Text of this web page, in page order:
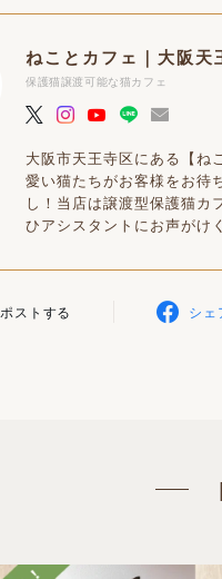
ねことカフェ｜大阪天
保護猫譲渡可能な猫カフェ
大阪市天王寺区にある【ね
愛い猫たちがお客様をお待
し！当店は譲渡型保護猫カ
ひアシスタントにお声がけ
ポストする シェ